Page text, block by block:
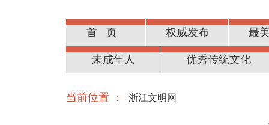
首页 权威发布 最
公民道德
未成年人 优秀传统文化
当前位置 ： 浙江文明网